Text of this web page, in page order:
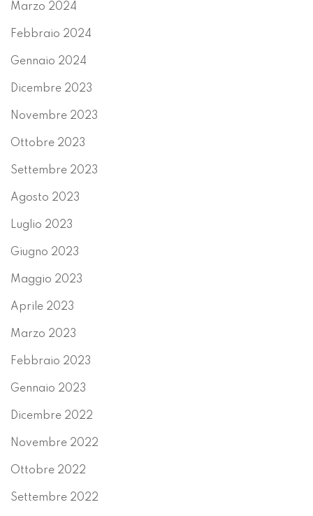
Marzo 2024
Febbraio 2024
Gennaio 2024
Dicembre 2023
Novembre 2023
Ottobre 2023
Settembre 2023
Agosto 2023
Luglio 2023
Giugno 2023
Maggio 2023
Aprile 2023
Marzo 2023
Febbraio 2023
Gennaio 2023
Dicembre 2022
Novembre 2022
Ottobre 2022
Settembre 2022